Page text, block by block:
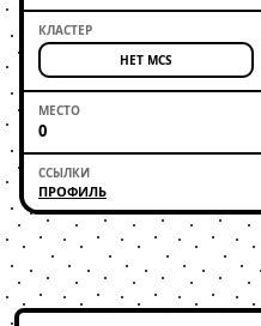
НЕТ MCS
0
ПРОФИЛЬ